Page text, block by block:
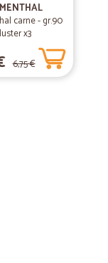
carne - gr.90
x3
6,75 €